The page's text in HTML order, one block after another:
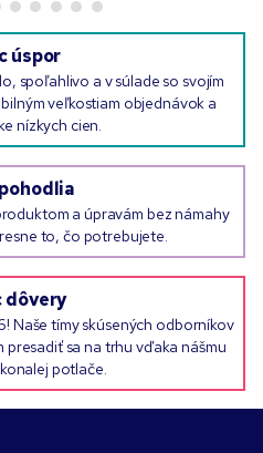
úspor
spoľahlivo a v súlade so svojím
veľkostiam objednávok a
nízkych cien.
a úpravám bez námahy
to, čo potrebujete.
dôvery
Naše tímy skúsených odborníkov
sa na trhu vďaka nášmu
potlače.